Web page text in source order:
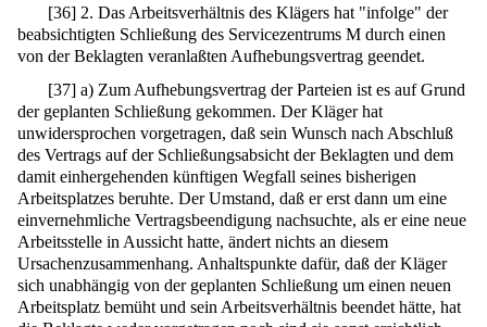
[36] 2. Das Arbeitsverhältnis des Klägers hat "infolge" der
beabsichtigten Schließung des Servicezentrums M durch einen
von der Beklagten veranlaßten Aufhebungsvertrag geendet.
[37] a) Zum Aufhebungsvertrag der Parteien ist es auf Grund
der geplanten Schließung gekommen. Der Kläger hat
unwidersprochen vorgetragen, daß sein Wunsch nach Abschluß
des Vertrags auf der Schließungsabsicht der Beklagten und dem
damit einhergehenden künftigen Wegfall seines bisherigen
Arbeitsplatzes beruhte. Der Umstand, daß er erst dann um eine
einvernehmliche Vertragsbeendigung nachsuchte, als er eine neue
Arbeitsstelle in Aussicht hatte, ändert nichts an diesem
Ursachenzusammenhang. Anhaltspunkte dafür, daß der Kläger
sich unabhängig von der geplanten Schließung um einen neuen
Arbeitsplatz bemüht und sein Arbeitsverhältnis beendet hätte, hat